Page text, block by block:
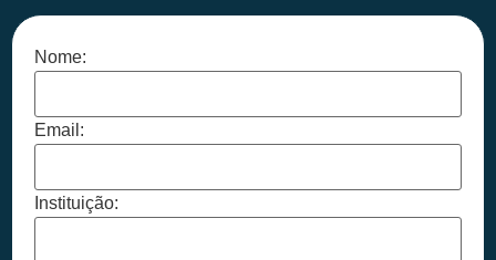
Nome:
Email:
Instituição: